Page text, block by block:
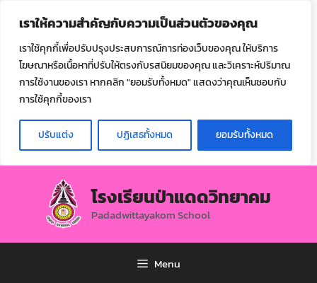
เราให้ความสำคัญกับความเป็นส่วนตัวของคุณ
เราใช้คุกกี้เพื่อปรับปรุงประสบการณ์การท่องเว็บของคุณ ให้บริการ
โฆษณาหรือเนื้อหาที่ปรับให้ตรงกับรสนิยมของคุณ และวิเคราะห์ปริมาณ
การใช้งานของเรา หากคลิก "ยอมรับทั้งหมด" แสดงว่าคุณเห็นชอบกับ
การใช้คุกกี้ของเรา
ปรับแต่ง ปฏิเสธทั้งหมด ยอมรับทั้งหมด
โรงเรียนป่าแดดวิทยาคม
Padadwittayakom School
Menu